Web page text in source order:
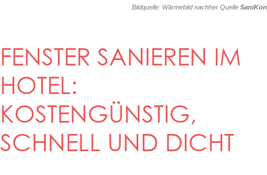
Bildquelle: Wärmebild nachher Quelle SaniKon
FENSTER SANIEREN IM
HOTEL:
KOSTENGÜNSTIG,
SCHNELL UND DICHT